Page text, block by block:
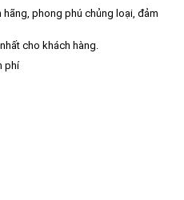
phong phú chủng loại, đảm
cho khách hàng.
phí